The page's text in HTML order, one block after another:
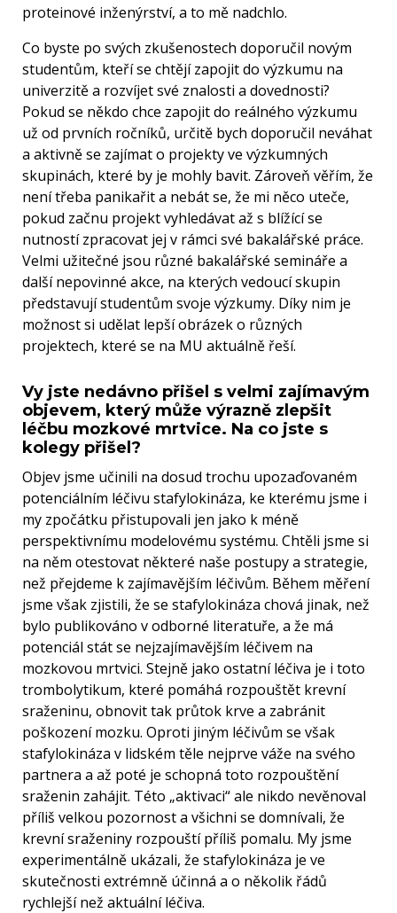
proteinové inženýrství, a to mě nadchlo.
Co byste po svých zkušenostech doporučil novým
studentům, kteří se chtějí zapojit do výzkumu na
univerzitě a rozvíjet své znalosti a dovednosti?
Pokud se někdo chce zapojit do reálného výzkumu
už od prvních ročníků, určitě bych doporučil neváhat
a aktivně se zajímat o projekty ve výzkumných
skupinách, které by je mohly bavit. Zároveň věřím, že
není třeba panikařit a nebát se, že mi něco uteče,
pokud začnu projekt vyhledávat až s blížící se
nutností zpracovat jej v rámci své bakalářské práce.
Velmi užitečné jsou různé bakalářské semináře a
další nepovinné akce, na kterých vedoucí skupin
představují studentům svoje výzkumy. Díky nim je
možnost si udělat lepší obrázek o různých
projektech, které se na MU aktuálně řeší.
Vy jste nedávno přišel s velmi zajímavým
objevem, který může výrazně zlepšit
léčbu mozkové mrtvice. Na co jste s
kolegy přišel?
Objev jsme učinili na dosud trochu upozaďovaném
potenciálním léčivu stafylokináza, ke kterému jsme i
my zpočátku přistupovali jen jako k méně
perspektivnímu modelovému systému. Chtěli jsme si
na něm otestovat některé naše postupy a strategie,
než přejdeme k zajímavějším léčivům. Během měření
jsme však zjistili, že se stafylokináza chová jinak, než
bylo publikováno v odborné literatuře, a že má
potenciál stát se nejzajímavějším léčivem na
mozkovou mrtvici. Stejně jako ostatní léčiva je i toto
trombolytikum, které pomáhá rozpouštět krevní
sraženinu, obnovit tak průtok krve a zabránit
poškození mozku. Oproti jiným léčivům se však
stafylokináza v lidském těle nejprve váže na svého
partnera a až poté je schopná toto rozpouštění
sraženin zahájit. Této „aktivaci“ ale nikdo nevěnoval
příliš velkou pozornost a všichni se domnívali, že
krevní sraženiny rozpouští příliš pomalu. My jsme
experimentálně ukázali, že stafylokináza je ve
skutečnosti extrémně účinná a o několik řádů
rychlejší než aktuální léčiva.